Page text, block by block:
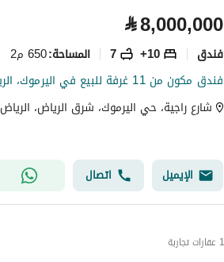
⃁8,000,000
فندق 10+
7 المساحة:650 م2
فندق مكون من 11 غرفة للبيع في اليرموك، الرياض
شارع راجية، حي اليرموك، شرق الرياض، الرياض
الإيميل اتصال